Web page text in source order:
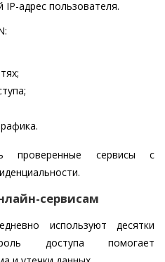
адрес пользователя.
проверенные сервисы с
сервисам
используют десятки
доступа помогает